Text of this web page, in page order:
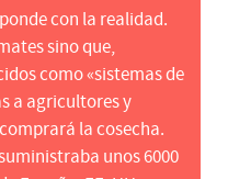
con la realidad.
sino que,
como «sistemas de
a agricultores y
la cosecha.
unos 6000